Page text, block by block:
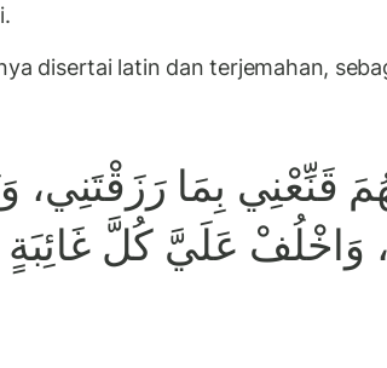
disertai latin dan terjemahan,
قَنِّعْنِي بِمَا رَزَقْتَنِي،
وَاخْلُفْ عَلَيَّ كُلَّ غَائِبَةٍ